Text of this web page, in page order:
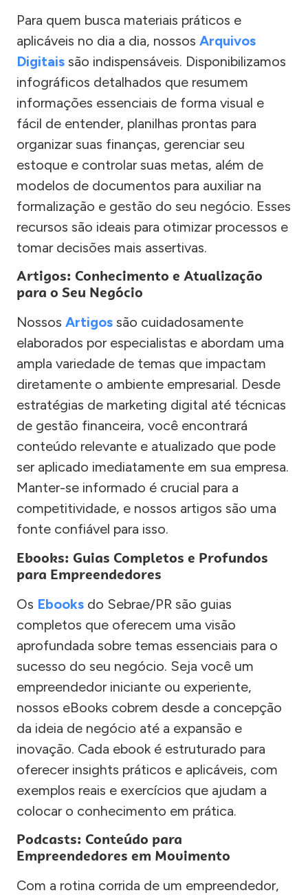
Para quem busca materiais práticos e
aplicáveis no dia a dia, nossos Arquivos
Digitais são indispensáveis. Disponibilizamos
infográficos detalhados que resumem
informações essenciais de forma visual e
fácil de entender, planilhas prontas para
organizar suas finanças, gerenciar seu
estoque e controlar suas metas, além de
modelos de documentos para auxiliar na
formalização e gestão do seu negócio. Esses
recursos são ideais para otimizar processos e
tomar decisões mais assertivas.
Artigos: Conhecimento e Atualização
para o Seu Negócio
Nossos Artigos são cuidadosamente
elaborados por especialistas e abordam uma
ampla variedade de temas que impactam
diretamente o ambiente empresarial. Desde
estratégias de marketing digital até técnicas
de gestão financeira, você encontrará
conteúdo relevante e atualizado que pode
ser aplicado imediatamente em sua empresa.
Manter-se informado é crucial para a
competitividade, e nossos artigos são uma
fonte confiável para isso.
Ebooks: Guias Completos e Profundos
para Empreendedores
Os Ebooks do Sebrae/PR são guias
completos que oferecem uma visão
aprofundada sobre temas essenciais para o
sucesso do seu negócio. Seja você um
empreendedor iniciante ou experiente,
nossos eBooks cobrem desde a concepção
da ideia de negócio até a expansão e
inovação. Cada ebook é estruturado para
oferecer insights práticos e aplicáveis, com
exemplos reais e exercícios que ajudam a
colocar o conhecimento em prática.
Podcasts: Conteúdo para
Empreendedores em Movimento
Com a rotina corrida de um empreendedor,